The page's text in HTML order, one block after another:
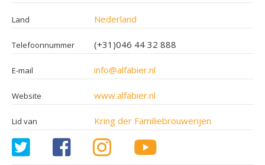
Land Nederland
Telefoonnummer (+31)046 44 32 888
E-mail info@alfabier.nl
Website www.alfabier.nl
Lid van Kring der Familiebrouwerijen